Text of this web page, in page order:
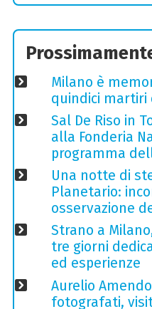
Milano è
quindici martiri
Sal De Riso in
alla Fonderia
programma
Una notte di
Planetario:
osservazione
Strano a
tre giorni
ed esperienze
Aurelio
fotografati,